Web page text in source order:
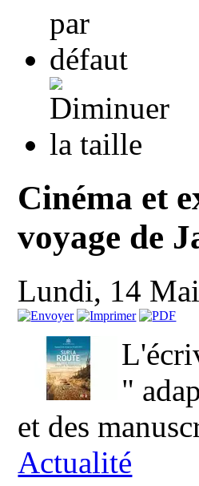
Cinéma et
voyage de
Lundi, 14
"
et des
Actualité